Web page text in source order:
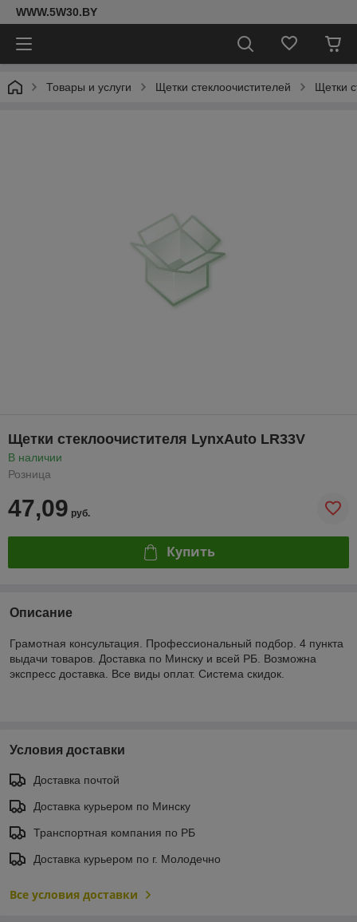
WWW.5W30.BY
Товары и услуги Щетки стеклоочистителей Щетки
Щетки стеклоочистителя LynxAuto LR33V
В наличии
Розница
47,09 руб.
Купить
Описание
Грамотная консультация. Профессиональный подбор. 4 пункта
выдачи товаров. Доставка по Минску и всей РБ. Возможна
экспресс доставка. Все виды оплат. Система скидок.
Условия доставки
Доставка почтой
Доставка курьером по Минску
Транспортная компания по РБ
Доставка курьером по г. Молодечно
Все условия доставки